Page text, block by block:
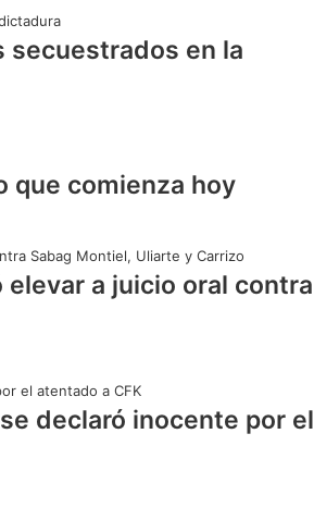
secuestrados en la
que comienza hoy
a juicio oral contra
declaró inocente por el